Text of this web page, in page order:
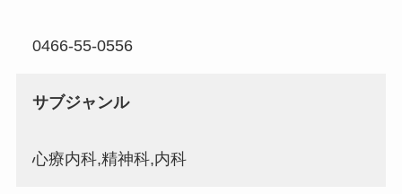
0466-55-0556
サブジャンル
心療内科,精神科,内科